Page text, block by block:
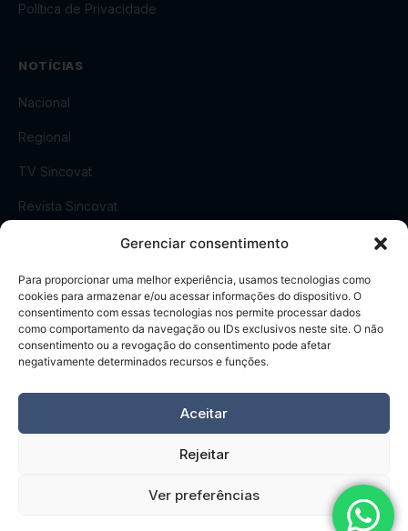
Gerenciar consentimento
Para proporcionar uma melhor experiência, usamos tecnologias como
cookies para armazenar e/ou acessar informações do dispositivo. O
consentimento com essas tecnologias nos permite processar dados
como comportamento da navegação ou IDs exclusivos neste site. O não
consentimento ou a revogação do consentimento pode afetar
negativamente determinados recursos e funções.
Aceitar
Rejeitar
Ver preferências
Política de Privacidade
NOTÍCIAS
Nacional
Regional
TV Sincovat
Revista Sincovat
Sala de Imprensa
CONTATO
Rua Visconde do Rio Branco, 461
Centro, Taubaté-SP
© 2026 SINCOVAT - Sindicato do Comércio Varejista de Taubaté